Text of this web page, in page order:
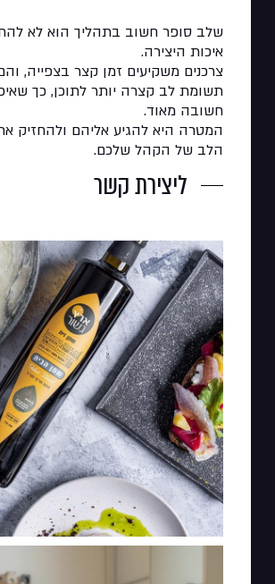
שלב סופר חשוב בתהליך הוא לא
איכות היצירה.
צרכנים משקיעים זמן קצר בצפייה,
תשומת לב קצרה יותר לתוכן, כך
חשובה מאוד.
המטרה היא להגיע אליהם ולהחזיק
הלב של הקהל שלכם.
ליצירת קשר